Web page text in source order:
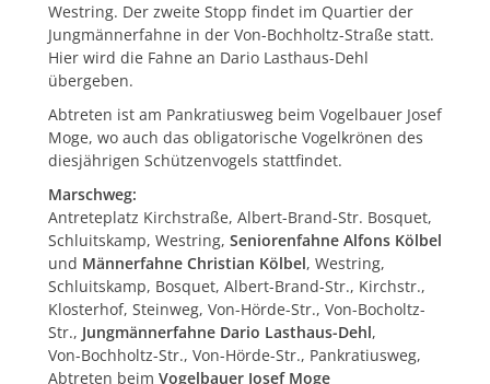
Westring. Der zweite Stopp findet im Quartier der
Jungmännerfahne in der Von-Bochholtz-Straße statt.
Hier wird die Fahne an Dario Lasthaus-Dehl
übergeben.
Abtreten ist am Pankratiusweg beim Vogelbauer Josef
Moge, wo auch das obligatorische Vogelkrönen des
diesjährigen Schützenvogels stattfindet.
Marschweg:
Antreteplatz Kirchstraße, Albert-Brand-Str. Bosquet,
Schluitskamp, Westring, Seniorenfahne Alfons Kölbel
und Männerfahne Christian Kölbel, Westring,
Schluitskamp, Bosquet, Albert-Brand-Str., Kirchstr.,
Klosterhof, Steinweg, Von-Hörde-Str., Von-Bocholtz-
Str., Jungmännerfahne Dario Lasthaus-Dehl,
Von-Bochholtz-Str., Von-Hörde-Str., Pankratiusweg,
Abtreten beim Vogelbauer Josef Moge